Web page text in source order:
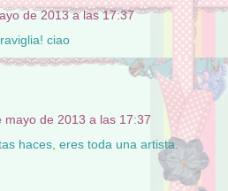
de 2013 a las 17:37
ciao
mayo de 2013 a las 17:37
haces, eres toda una artista.